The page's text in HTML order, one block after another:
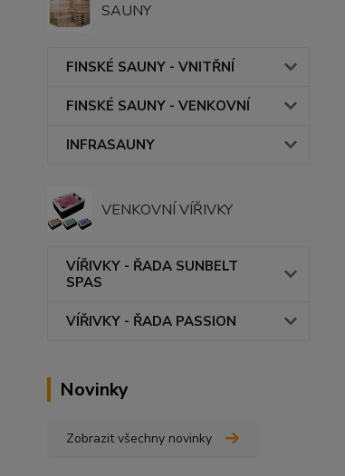
SAUNY
FINSKÉ SAUNY - VNITŘNÍ
FINSKÉ SAUNY - VENKOVNÍ
INFRASAUNY
VENKOVNÍ VÍŘIVKY
VÍŘIVKY - ŘADA SUNBELT
SPAS
VÍŘIVKY - ŘADA PASSION
Novinky
Zobrazit všechny novinky